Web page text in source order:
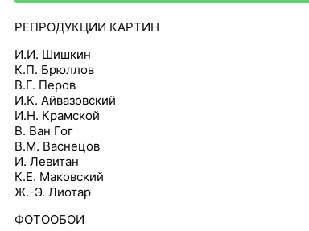
РЕПРОДУКЦИИ КАРТИН
И.И. Шишкин
К.П. Брюллов
В.Г. Перов
И.К. Айвазовский
И.Н. Крамской
В. Ван Гог
В.М. Васнецов
И. Левитан
К.Е. Маковский
Ж.-Э. Лиотар
ФОТООБОИ